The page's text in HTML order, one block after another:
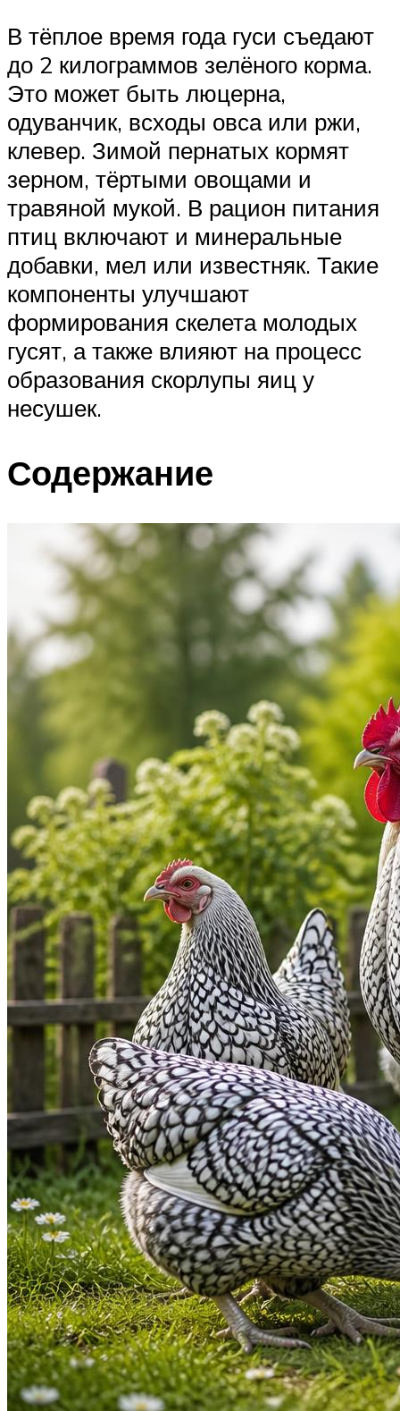
В тёплое время года гуси съедают
до 2 килограммов зелёного корма.
Это может быть люцерна,
одуванчик, всходы овса или ржи,
клевер. Зимой пернатых кормят
зерном, тёртыми овощами и
травяной мукой. В рацион питания
птиц включают и минеральные
добавки, мел или известняк. Такие
компоненты улучшают
формирования скелета молодых
гусят, а также влияют на процесс
образования скорлупы яиц у
несушек.
Содержание